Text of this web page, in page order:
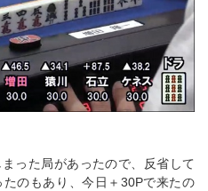
った局があったので、反省して
のもあり、今日＋30Pで来たの